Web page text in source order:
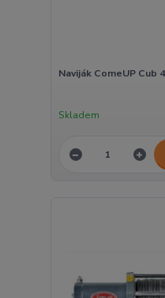
Naviják ComeUP Cub
Skladem